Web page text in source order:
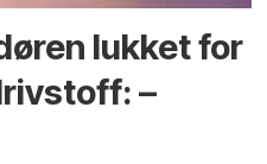
lukket for
–